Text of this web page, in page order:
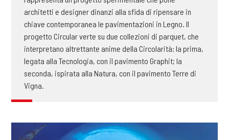
architetti e designer dinanzi alla sfida di ripensare in
chiave contemporanea le pavimentazioni in Legno. Il
progetto Circular verte su due collezioni di parquet, che
interpretano altrettante anime della Circolarità: la prima,
legata alla Tecnologia, con il pavimento Graphit; la
seconda, ispirata alla Natura, con il pavimento Terre di
Vigna.